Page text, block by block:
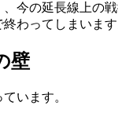
今の延長線上の
わってしまいます
壁
います。